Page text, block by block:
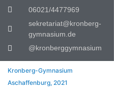
06021/4477969
sekretariat@kronberg-
gymnasium.de
@kronberggymnasium
Kronberg-Gymnasium
Aschaffenburg, 2021